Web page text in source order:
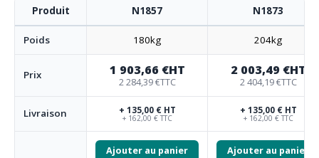
Produit N1857 N1873
Poids 180kg 204kg
Prix 1 903,66 €HT
2 284,39 €TTC
2 003,49 €HT
2 404,19 €TTC
Livraison + 135,00 € HT
+ 162,00 € TTC
+ 135,00 € HT
+ 162,00 € TTC
Ajouter au panier Ajouter au panier